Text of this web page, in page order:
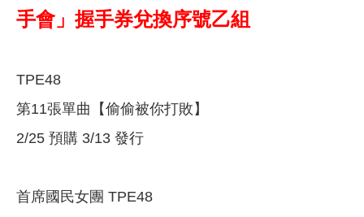
手會」握手券兌換序號乙組
TPE48
第11張單曲【偷偷被你打敗】
2/25 預購 3/13 發行
首席國民女團 TPE48